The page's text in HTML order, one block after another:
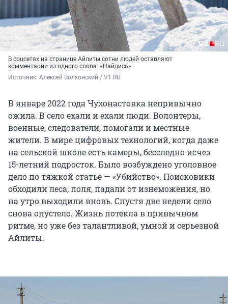
В соцсетях на странице Айлиты сотни людей оставляют
комментарии из одного слова: «Найдись»
Источник: Алексей Волхонский / V1.RU
В январе 2022 года Чухонастовка непривычно
ожила. В село ехали и ехали люди. Волонтеры,
военные, следователи, помогали и местные
жители. В мире цифровых технологий, когда даже
на сельской школе есть камеры, бесследно исчез
15-летний подросток. Было возбуждено уголовное
дело по тяжкой статье — «Убийство». Поисковики
обходили леса, поля, падали от изнеможения, но
на утро выходили вновь. Спустя две недели село
снова опустело. Жизнь потекла в привычном
ритме, но уже без талантливой, умной и серьезной
Айлиты.